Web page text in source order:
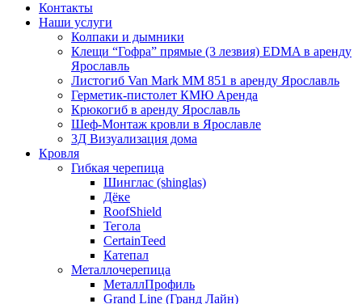
Контакты
Наши услуги
Колпаки и дымники
Клещи “Гофра” прямые (3 лезвия) EDMA в аренду
Ярославль
Листогиб Van Mark MM 851 в аренду Ярославль
Герметик-пистолет КМЮ Аренда
Крюкогиб в аренду Ярославль
Шеф-Монтаж кровли в Ярославле
3Д Визуализация дома
Кровля
Гибкая черепица
Шинглас (shinglas)
Дёке
RoofShield
Тегола
CertainTeed
Катепал
Металлочерепица
МеталлПрофиль
Grand Line (Гранд Лайн)